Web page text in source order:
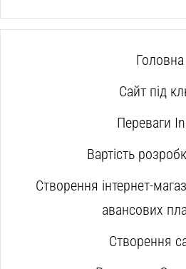
Головна
Сайт під
Переваги
Вартість
Створення інтернет-
авансових
Створення